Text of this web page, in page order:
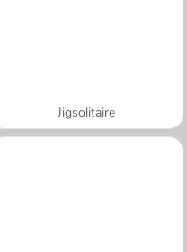
Jigsolitaire